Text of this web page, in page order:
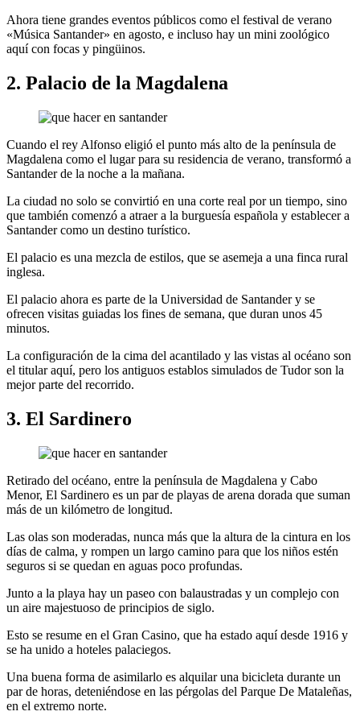
Ahora tiene grandes eventos públicos como el festival de verano
«Música Santander» en agosto, e incluso hay un mini zoológico
aquí con focas y pingüinos.
2. Palacio de la Magdalena
Cuando el rey Alfonso eligió el punto más alto de la península de
Magdalena como el lugar para su residencia de verano, transformó a
Santander de la noche a la mañana.
La ciudad no solo se convirtió en una corte real por un tiempo, sino
que también comenzó a atraer a la burguesía española y establecer a
Santander como un destino turístico.
El palacio es una mezcla de estilos, que se asemeja a una finca rural
inglesa.
El palacio ahora es parte de la Universidad de Santander y se
ofrecen visitas guiadas los fines de semana, que duran unos 45
minutos.
La configuración de la cima del acantilado y las vistas al océano son
el titular aquí, pero los antiguos establos simulados de Tudor son la
mejor parte del recorrido.
3. El Sardinero
Retirado del océano, entre la península de Magdalena y Cabo
Menor, El Sardinero es un par de playas de arena dorada que suman
más de un kilómetro de longitud.
Las olas son moderadas, nunca más que la altura de la cintura en los
días de calma, y rompen un largo camino para que los niños estén
seguros si se quedan en aguas poco profundas.
Junto a la playa hay un paseo con balaustradas y un complejo con
un aire majestuoso de principios de siglo.
Esto se resume en el Gran Casino, que ha estado aquí desde 1916 y
se ha unido a hoteles palaciegos.
Una buena forma de asimilarlo es alquilar una bicicleta durante un
par de horas, deteniéndose en las pérgolas del Parque De Mataleñas,
en el extremo norte.